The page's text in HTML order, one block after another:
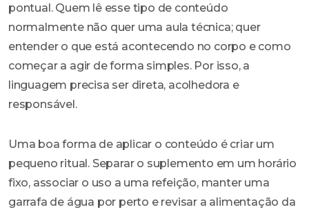
pontual. Quem lê esse tipo de conteúdo
normalmente não quer uma aula técnica; quer
entender o que está acontecendo no corpo e como
começar a agir de forma simples. Por isso, a
linguagem precisa ser direta, acolhedora e
responsável.
Uma boa forma de aplicar o conteúdo é criar um
pequeno ritual. Separar o suplemento em um horário
fixo, associar o uso a uma refeição, manter uma
garrafa de água por perto e revisar a alimentação da